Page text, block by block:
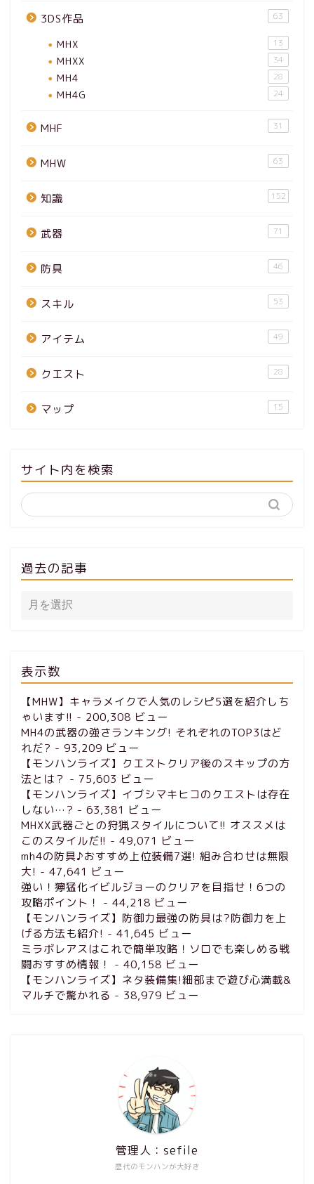
3DS作品 63
MHX 13
MHXX 34
MH4 28
MH4G 24
MHF 31
MHW 63
知識 152
武器 71
防具 46
スキル 53
アイテム 49
クエスト 28
マップ 15
サイト内を検索
過去の記事
表示数
【MHW】キャラメイクで人気のレシピ5選を紹介しち
ゃいます!! - 200,308 ビュー
MH4の武器の強さランキング! それぞれのTOP3はど
れだ? - 93,209 ビュー
【モンハンライズ】クエストクリア後のスキップの方
法とは？ - 75,603 ビュー
【モンハンライズ】イブシマキヒコのクエストは存在
しない…? - 63,381 ビュー
MHXX武器ごとの狩猟スタイルについて!! オススメは
このスタイルだ!! - 49,071 ビュー
mh4の防具♪おすすめ上位装備7選! 組み合わせは無限
大! - 47,641 ビュー
強い！獰猛化イビルジョーのクリアを目指せ！6つの
攻略ポイント！
- 44,218 ビュー
【モンハンライズ】防御力最強の防具は?防御力を上
げる方法も紹介! - 41,645 ビュー
ミラボレアスはこれで簡単攻略！ソロでも楽しめる戦
闘おすすめ情報！
- 40,158 ビュー
【モンハンライズ】ネタ装備集!細部まで遊び心満載&
マルチで驚かれる - 38,979 ビュー
歴代のモンハンが大好き
管理人：sefile